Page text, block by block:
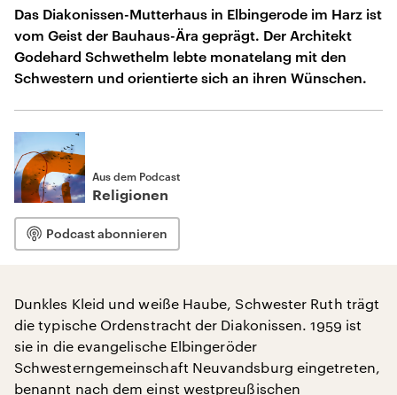
Das Diakonissen-Mutterhaus in Elbingerode im Harz ist
vom Geist der Bauhaus-Ära geprägt. Der Architekt
Godehard Schwethelm lebte monatelang mit den
Schwestern und orientierte sich an ihren Wünschen.
Aus dem Podcast
Religionen
Podcast abonnieren
Dunkles Kleid und weiße Haube, Schwester Ruth trägt
die typische Ordenstracht der Diakonissen. 1959 ist
sie in die evangelische Elbingeröder
Schwesterngemeinschaft Neuvandsburg eingetreten,
benannt nach dem einst westpreußischen